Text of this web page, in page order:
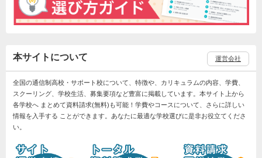
本サイトについて 運営会社
全国の通信制高校・サポート校について、特徴や、カリキュラムの内容、学費、
スクーリング、学校生活、募集要項など豊富に掲載しています。本サイト上から
各学校へ まとめて資料請求(無料)も可能！学費やコースについて、さらに詳しい
情報を入手する ことができます。あなたに最適な学校選びに是非お役立てくださ
い。